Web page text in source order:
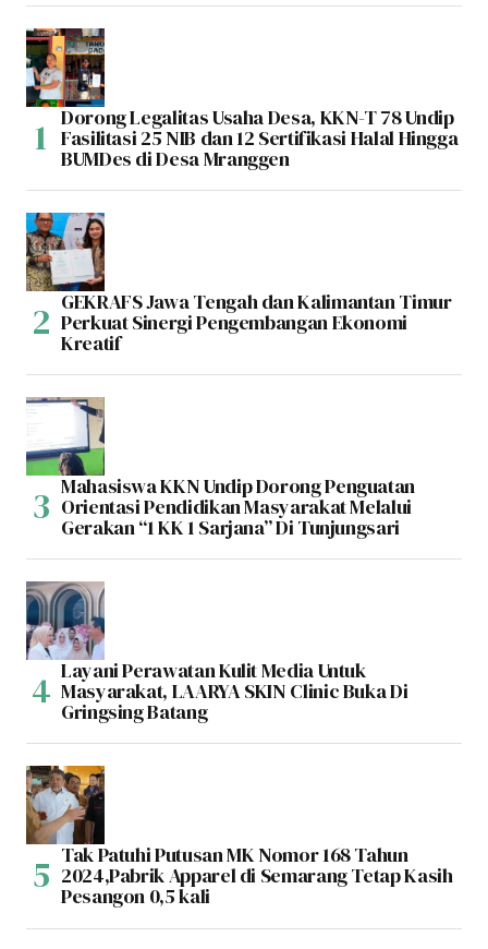
Dorong Legalitas Usaha Desa, KKN-T 78 Undip
Fasilitasi 25 NIB dan 12 Sertifikasi Halal Hingga
BUMDes di Desa Mranggen
GEKRAFS Jawa Tengah dan Kalimantan Timur
Perkuat Sinergi Pengembangan Ekonomi
Kreatif
Mahasiswa KKN Undip Dorong Penguatan
Orientasi Pendidikan Masyarakat Melalui
Gerakan “1 KK 1 Sarjana” Di Tunjungsari
Layani Perawatan Kulit Media Untuk
Masyarakat, LAARYA SKIN Clinic Buka Di
Gringsing Batang
Tak Patuhi Putusan MK Nomor 168 Tahun
2024,Pabrik Apparel di Semarang Tetap Kasih
Pesangon 0,5 kali